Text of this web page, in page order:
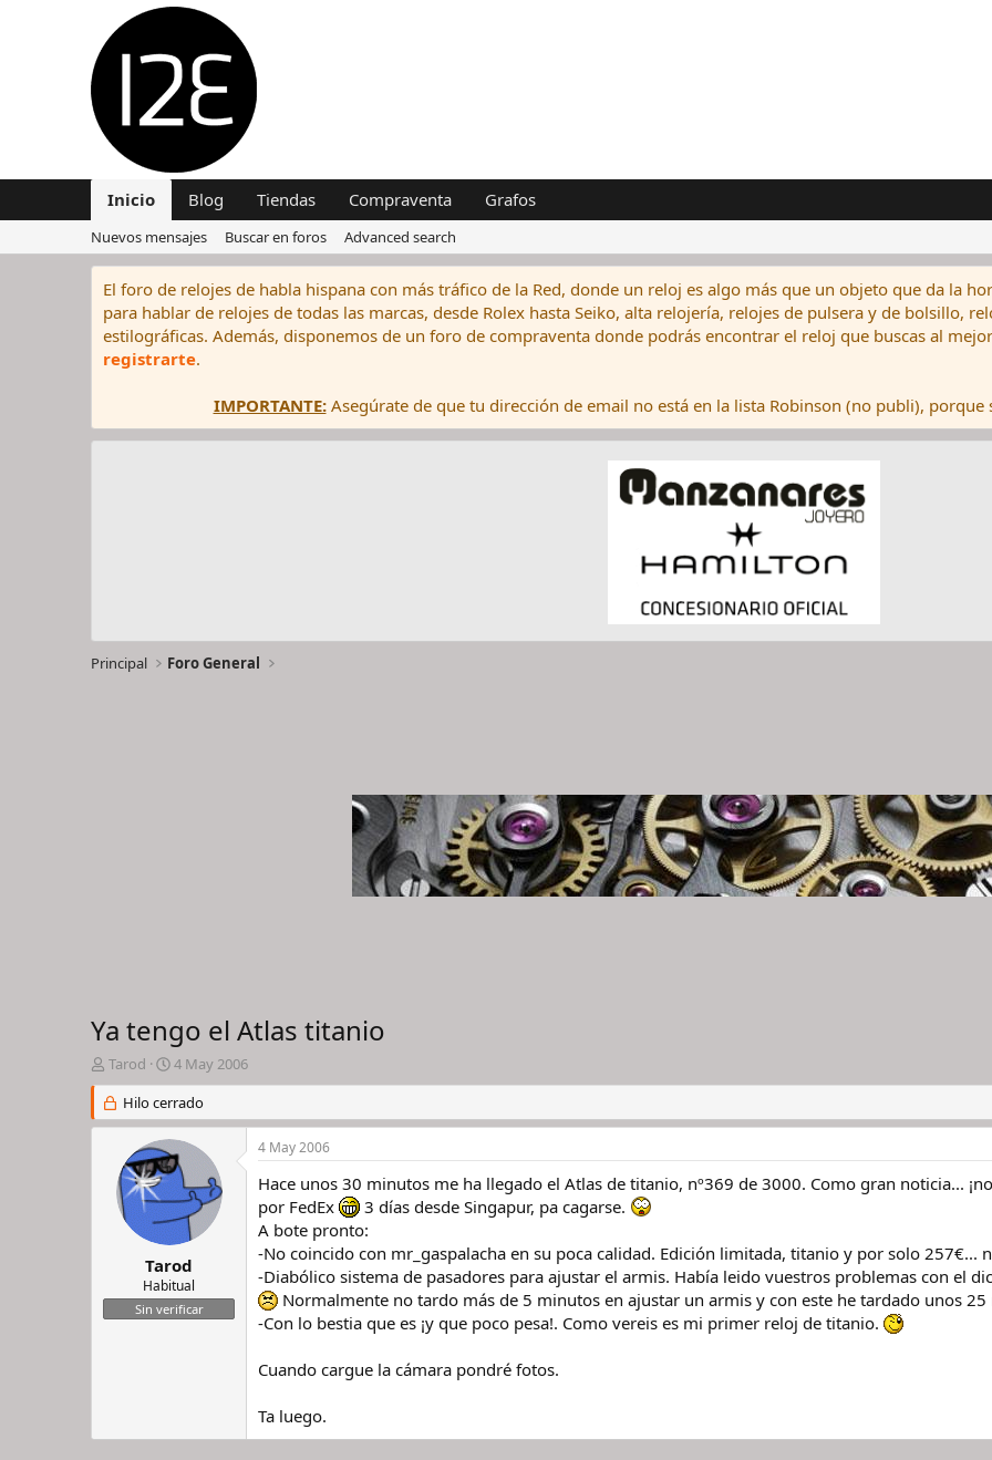
Inicio Blog Tiendas Compraventa Grafos
Nuevos mensajes Buscar en foros Advanced search
El foro de relojes de habla hispana con más tráfico de la Red, donde un reloj es algo más que un objeto que da la
para hablar de relojes de todas las marcas, desde Rolex hasta Seiko, alta relojería, relojes de pulsera y de bolsillo,
estilográficas. Además, disponemos de un foro de compraventa donde podrás encontrar el reloj que buscas al
registrarte.
IMPORTANTE:Asegúrate de que tu dirección de email no está en la lista Robinson (no publi), porque
Principal Foro General
Ya tengo el Atlas titanio
I
n
i
c
h
i
Tarod
F
e
c
h
a
d
i
n
i
c
i
o
4 May 2006
Hilo cerrado
Tarod
Habitual
Sin verificar
4 May 2006
Hace unos 30 minutos me ha llegado el Atlas de titanio, nº369 de 3000. Como gran noticia...
por FedEx
3 días desde Singapur, pa cagarse.
A bote pronto:
-No coincido con mr_gaspalacha en su poca calidad. Edición limitada, titanio y por solo 257€...
-Diabólico sistema de pasadores para ajustar el armis. Había leido vuestros problemas con el
Normalmente no tardo más de 5 minutos en ajustar un armis y con este he tardado unos
-Con lo bestia que es ¡y que poco pesa!. Como vereis es mi primer reloj de titanio.
Cuando cargue la cámara pondré fotos.
Ta luego.